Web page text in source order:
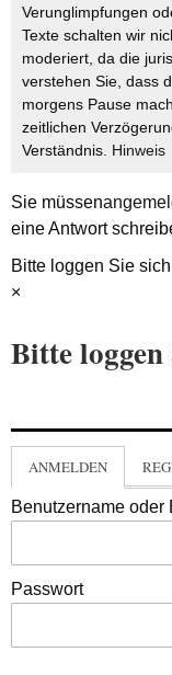
Verunglimpfungen
Texte schalten wir
moderiert, da die
verstehen Sie, dass
morgens Pause
zeitlichen
Verständnis. Hinweis
Sie müssen
eine Antwort
Bitte loggen Sie
×
Bitte loggen
ANMELDEN
Benutzername oder
Passwort